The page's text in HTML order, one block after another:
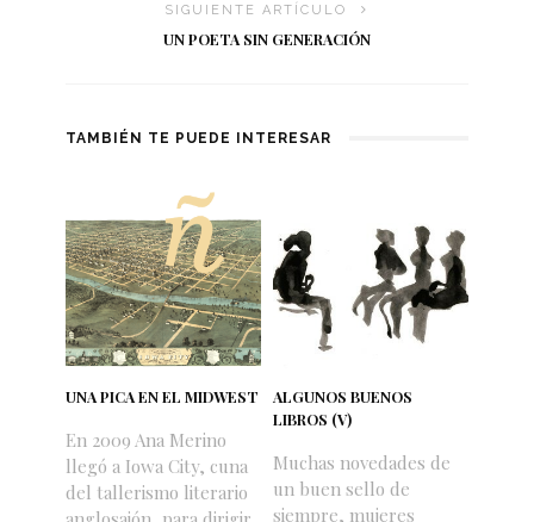
SIGUIENTE ARTÍCULO
UN POETA SIN GENERACIÓN
TAMBIÉN TE PUEDE INTERESAR
UNA PICA EN EL MIDWEST
En 2009 Ana Merino
llegó a Iowa City, cuna
del tallerismo literario
ALGUNOS BUENOS
LIBROS (V)
Muchas novedades de
un buen sello de
siempre, mujeres